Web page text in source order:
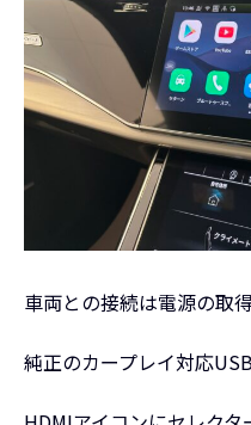
車両との接続は電源の取
純正のカープレイ対応